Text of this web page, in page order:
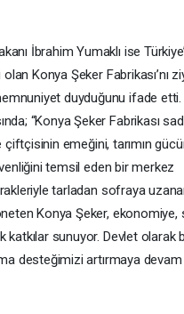
İbrahim Yumaklı ise
Konya Şeker Fabrikası’nı
duyduğunu ifade etti.
“Konya Şeker Fabrikası
emeğini, tarımın
temsil eden bir merkez
tarladan sofraya
Konya Şeker, ekonomiye,
katkılar sunuyor. Devlet olarak
desteğimizi artırmaya devam